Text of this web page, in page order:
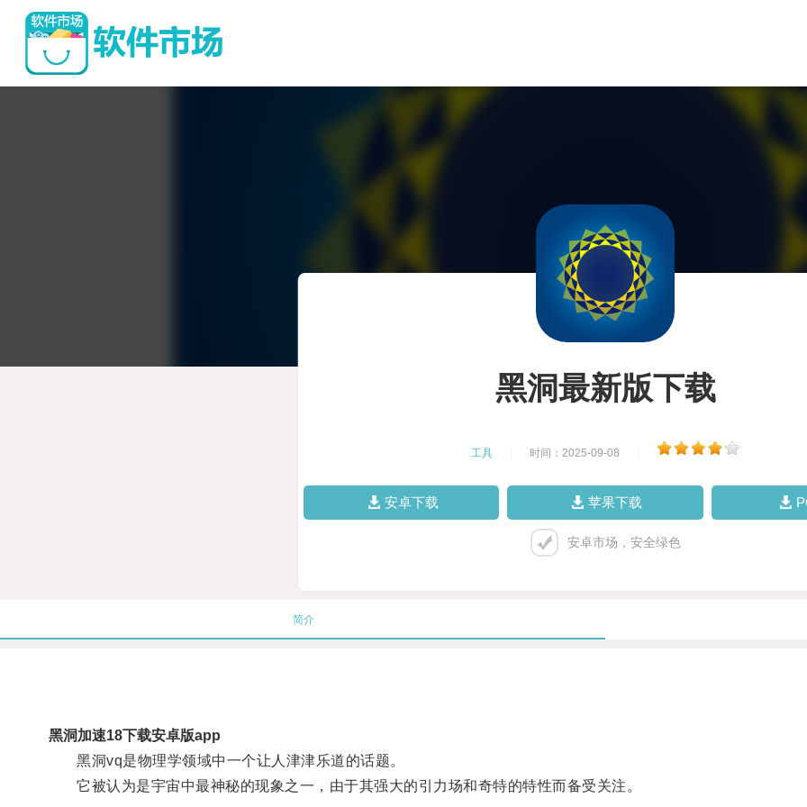
黑洞最新版下载
工具 时间：2025-09-08
安卓下载 苹果下载
安卓市场，安全绿色
简介
黑洞加速18下载安卓版app
黑洞vq是物理学领域中一个让人津津乐道的话题。
它被认为是宇宙中最神秘的现象之一，由于其强大的引力场和奇特的特性而备受关注。